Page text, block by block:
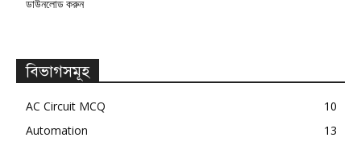
ডাউনলোড করুন
বিভাগসমূহ
AC Circuit MCQ
10
Automation
13